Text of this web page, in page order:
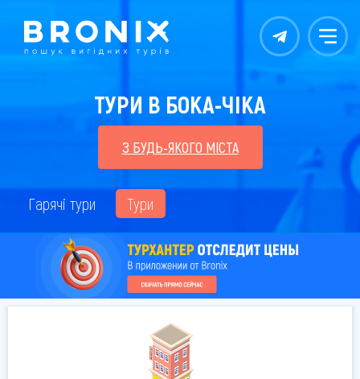
Контакты Меню
ТУРИ В БОКА-ЧІКА
З БУДЬ-ЯКОГО МІСТА
Гарячі тури Тури